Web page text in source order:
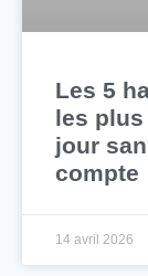
Les 5
les
jour
compte
14 avril 2026